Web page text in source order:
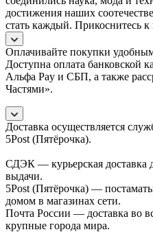
достижения наших
стать каждый. Прикоснитесь к
Оплачивайте покупки
Доступна оплата банковской
Альфа Pay и СБП, а также
Частями».
Доставка осуществляется
5Post (Пятёрочка).
СДЭК — курьерская доставка
выдачи.
5Post (Пятёрочка) —
домом в магазинах сети.
Почта России — доставка во
крупные города мира.